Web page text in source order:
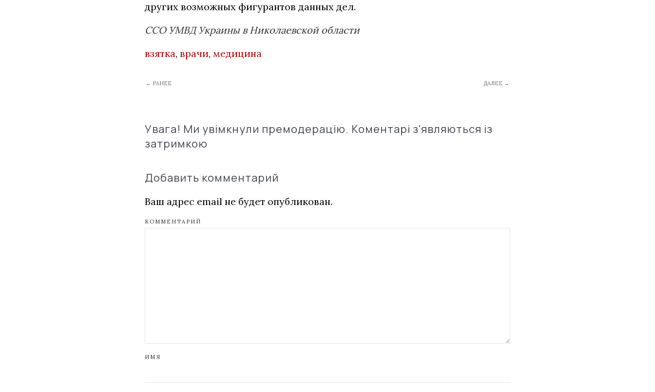
других возможных фигурантов данных дел.
ССО УМВД Украины в Николаевской области
взятка, врачи, медицина
← РАНЕЕ ДАЛЕЕ →
Увага! Ми увімкнули премодерацію. Коментарі з'являються із
затримкою
Добавить комментарий
Ваш адрес email не будет опубликован.
КОММЕНТАРИЙ
ИМЯ